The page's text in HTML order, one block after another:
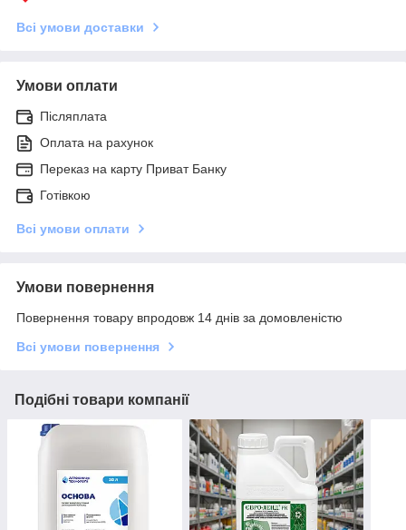
Всі умови доставки
Умови оплати
Післяплата
Оплата на рахунок
Переказ на карту Приват Банку
Готівкою
Всі умови оплати
Умови повернення
Повернення товару впродовж 14 днів за домовленістю
Всі умови повернення
Подібні товари компанії